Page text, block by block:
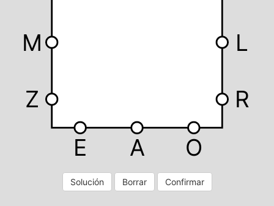
E
M L
A
Z R
O
Solución Borrar Confirmar